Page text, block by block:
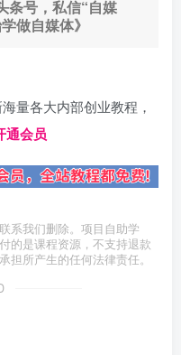
条号，私信“自媒
做自媒体》
量各大内部创业教程，
通会员
系我们删除。项目自助学
的是课程资源，不支持退款
担所产生的任何法律责任。